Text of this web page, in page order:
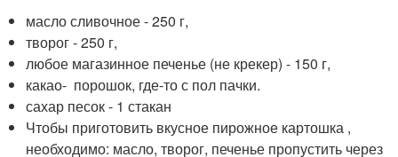
масло сливочное - 250 г,
творог - 250 г,
любое магазинное печенье (не крекер) - 150 г,
какао- порошок, где-то с пол пачки.
сахар песок - 1 стакан
Чтобы приготовить вкусное пирожное картошка ,
необходимо: масло, творог, печенье пропустить через